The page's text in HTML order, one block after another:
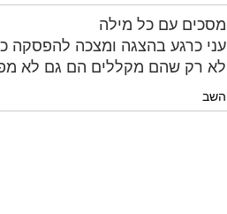
מסכים עם כל מילה
עני כרגע בהצגה ומצכה להפסקה
לא רק שהם מקללים הם גם לא
השב